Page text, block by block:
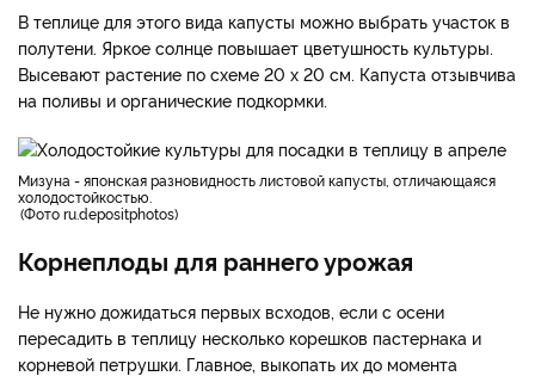
В теплице для этого вида капусты можно выбрать участок в
полутени. Яркое солнце повышает цветушность культуры.
Высевают растение по схеме 20 х 20 см. Капуста отзывчива
на поливы и органические подкормки.
мизуна - японская разновидность листовой капусты, отличающаяся
холодостойкостью.
Фото ru.depositphotos
Корнеплоды для раннего урожая
Не нужно дожидаться первых всходов, если с осени
пересадить в теплицу несколько корешков пастернака и
корневой петрушки. Главное, выкопать их до момента